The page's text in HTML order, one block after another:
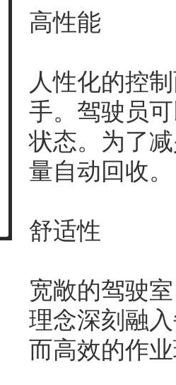
高性能
人性化的控
手。驾驶员
状态。为了
量自动回收。
舒适性
宽敞的驾驶
理念深刻融
而高效的作